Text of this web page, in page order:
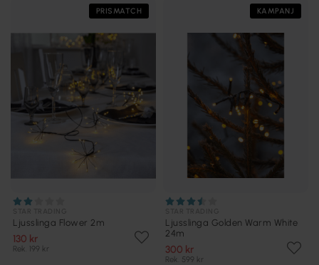
PRISMATCH
Ljusslinga Flower 2m
130 kr
Rek. 199 kr
KAMPANJ
Ljusslinga Golden Warm White
24m
300 kr
Rek. 599 kr